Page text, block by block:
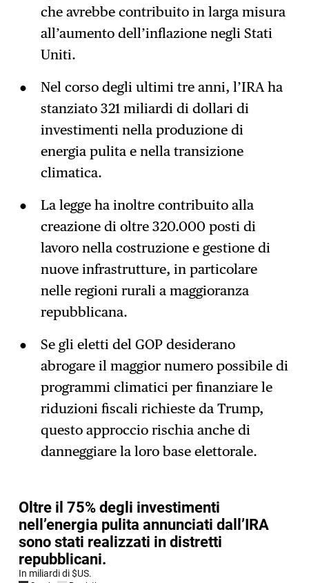
che avrebbe contribuito in larga misura
all’aumento dell’inflazione negli Stati
Uniti.
Nel corso degli ultimi tre anni, l’IRA ha
stanziato 321 miliardi di dollari di
investimenti nella produzione di
energia pulita e nella transizione
climatica.
La legge ha inoltre contribuito alla
creazione di oltre 320.000 posti di
lavoro nella costruzione e gestione di
nuove infrastrutture, in particolare
nelle regioni rurali a maggioranza
repubblicana.
Se gli eletti del GOP desiderano
abrogare il maggior numero possibile di
programmi climatici per finanziare le
riduzioni fiscali richieste da Trump,
questo approccio rischia anche di
danneggiare la loro base elettorale.